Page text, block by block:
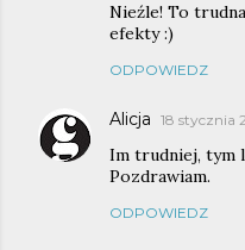
Nieźle! To
efekty :)
ODPOWIEDZ
Alicja 18 stycznia
Im trudniej, tym
Pozdrawiam.
ODPOWIEDZ